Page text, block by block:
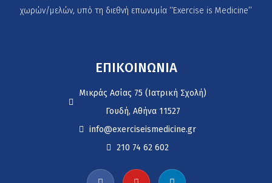
χωρών/μελών, υπό τη διεθνή επωνυμία ‘‘Exercise is Medicine’’
ΕΠΙΚΟΙΝΩΝΙΑ
Μικράς Ασίας 75 (Ιατρική Σχολή)
Γουδή, Αθήνα 11527
info@exerciseismedicine.gr
210 74 62 602